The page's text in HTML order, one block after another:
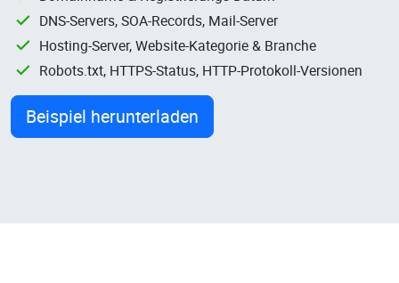
DNS-Servers, SOA-Records, Mail-Server
Hosting-Server, Website-Kategorie & Branche
Robots.txt, HTTPS-Status, HTTP-Protokoll-Versionen
Beispiel herunterladen